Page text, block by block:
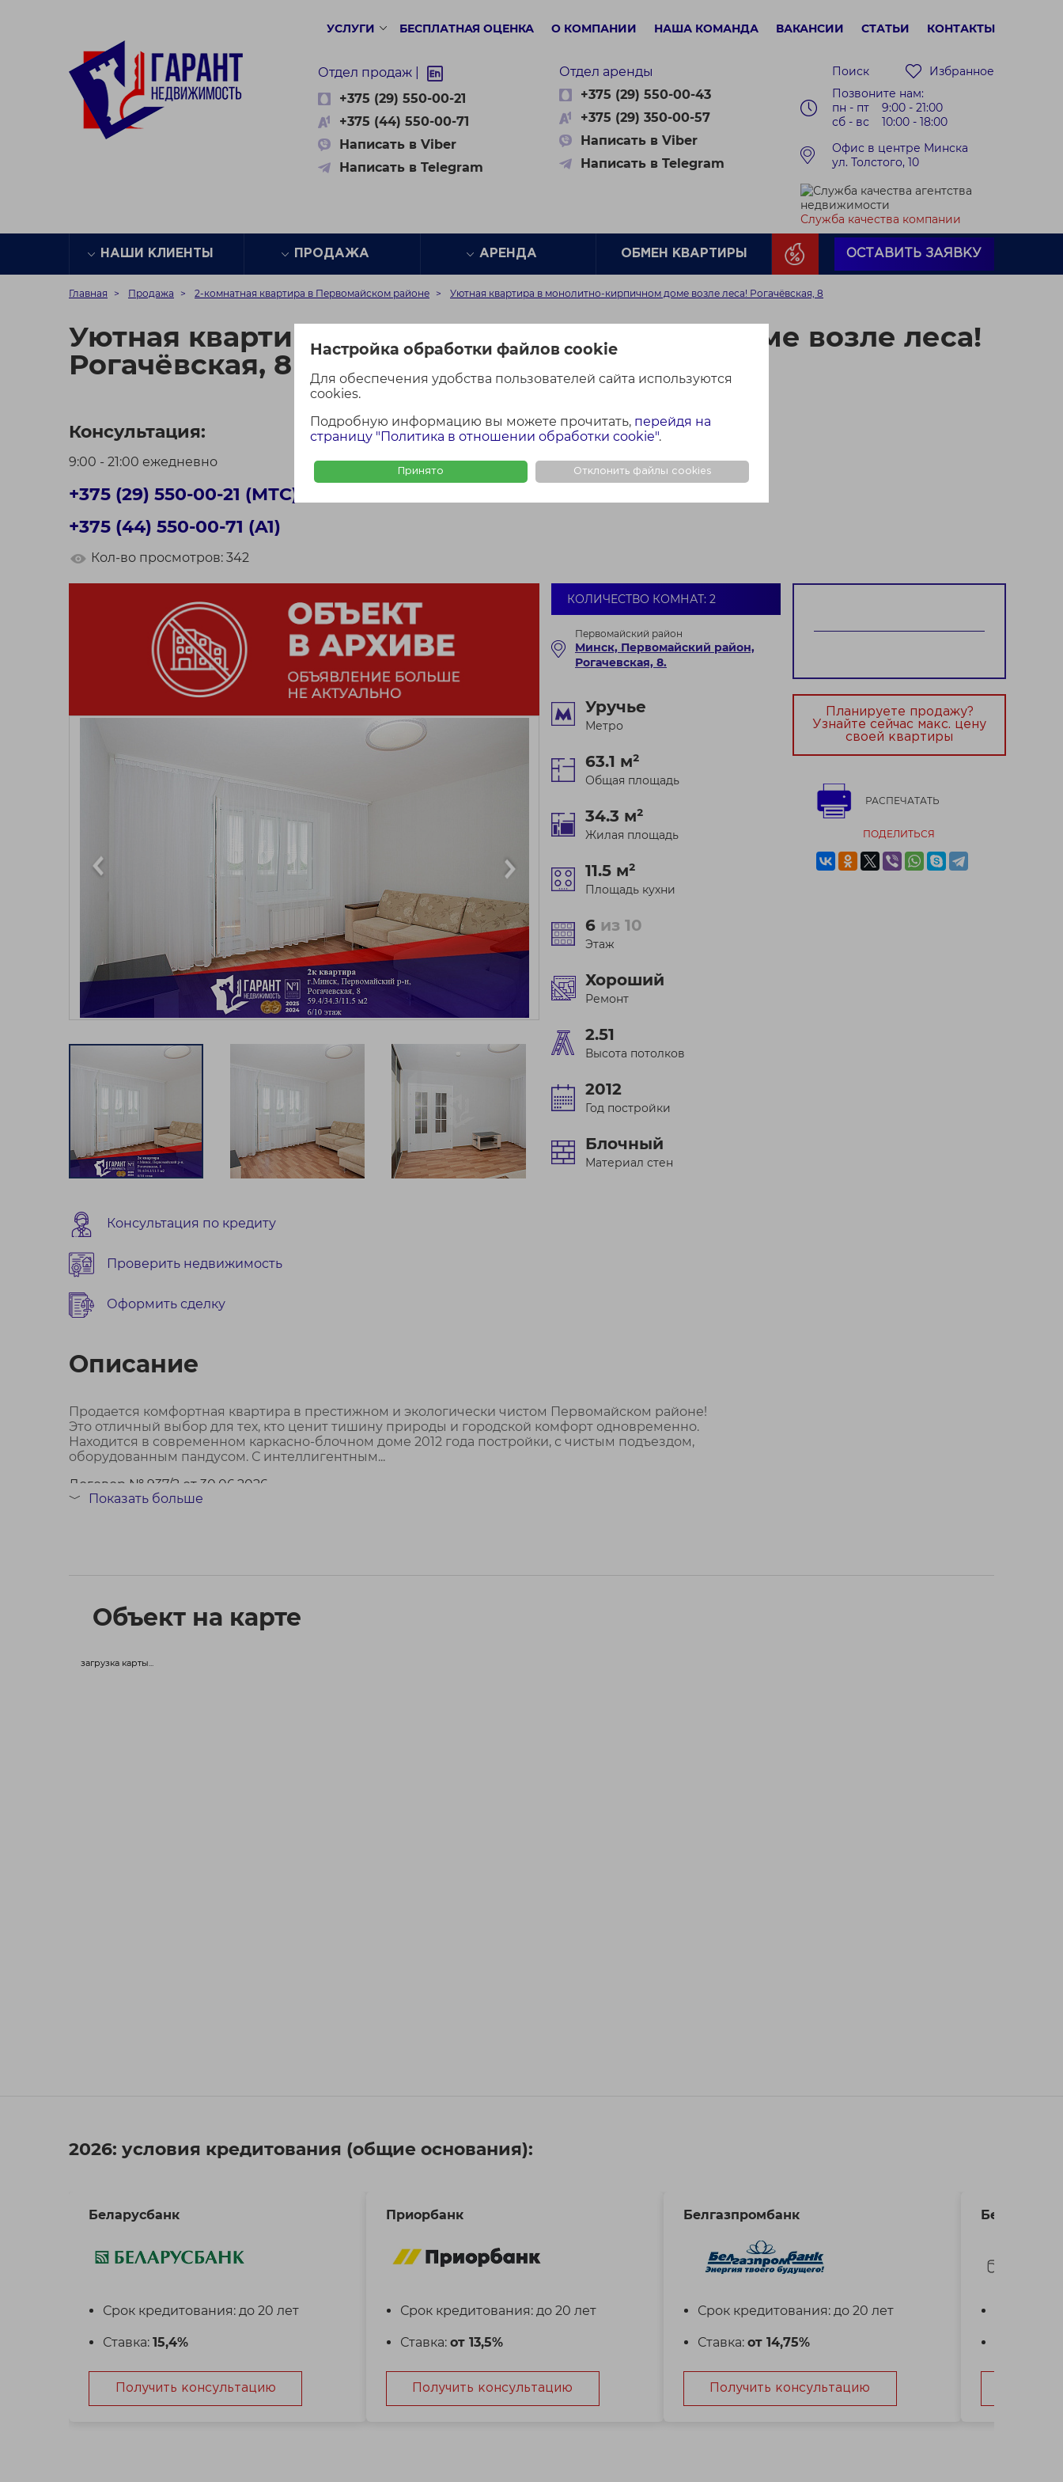
Настройка обработки файлов cookie
Для обеспечения удобства пользователей сайта используются
cookies.
Подробную информацию вы можете прочитать, перейдя на
страницу "Политика в отношении обработки cookie".
Принято Отклонить файлы cookies
УСЛУГИ БЕСПЛАТНАЯ ОЦЕНКА О КОМПАНИИ НАША КОМАНДА ВАКАНСИИ СТАТЬИ КОНТАКТЫ
Отдел продаж |
+375 (29) 550-00-21
+375 (44) 550-00-71
Написать в Viber
Написать в Telegram
Отдел аренды
+375 (29) 550-00-43
+375 (29) 350-00-57
Написать в Viber
Написать в Telegram
Поиск
Избранное
Позвоните нам:
пн - пт 9:00 - 21:00
сб - вс 10:00 - 18:00
Офис в центре Минска
ул. Толстого, 10
Служба качества компании
НАШИ КЛИЕНТЫ ПРОДАЖА АРЕНДА ОБМЕН КВАРТИРЫ ОСТАВИТЬ ЗАЯВКУ
Главная Продажа 2-комнатная квартира в Первомайском районе Уютная квартира в монолитно-кирпичном доме возле леса! Рогачёвская, 8
Уютная квартира в монолитно-кирпичном доме возле леса!
Рогачёвская, 8
Консультация:
9:00 - 21:00 ежедневно
+375 (29) 550-00-21 (МТС)
+375 (44) 550-00-71 (A1)
Кол-во просмотров: 342
Консультация по кредиту
Проверить недвижимость
Оформить сделку
КОЛИЧЕСТВО КОМНАТ: 2
Первомайский район
Минск, Первомайский район,
Рогачевская, 8.
Уручье
Метро
63.1 м²
Общая площадь
34.3 м²
Жилая площадь
11.5 м²
Площадь кухни
6 из 10
Этаж
Хороший
Ремонт
2.51
Высота потолков
2012
Год постройки
Блочный
Материал стен
Описание
Продается комфортная квартира в престижном и экологически чистом Первомайском районе!
Это отличный выбор для тех, кто ценит тишину природы и городской комфорт одновременно.
Находится в современном каркасно-блочном доме 2012 года постройки, с чистым подъездом,
оборудованным пандусом. С интеллигентным...
Договор № 937/2 от 30.06.2026
﹀ Показать больше
Планируете продажу?
Узнайте сейчас макс. цену
своей квартиры
РАСПЕЧАТАТЬ
ПОДЕЛИТЬСЯ
Объект на карте
загрузка карты...
2026: условия кредитования (общие основания):
Беларусбанк
Срок кредитования: до 20 лет
Ставка: 15,4%
Получить консультацию
Приорбанк
Срок кредитования: до 20 лет
Ставка: от 13,5%
Получить консультацию
Белгазпромбанк
Срок кредитования: до 20 лет
Ставка: от 14,75%
Получить консультацию